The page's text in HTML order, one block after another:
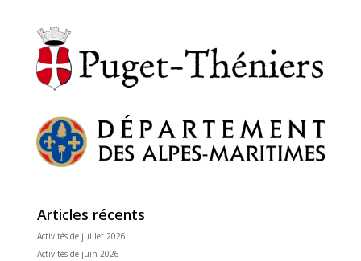
Articles récents
Activités de juillet 2026
Activités de juin 2026